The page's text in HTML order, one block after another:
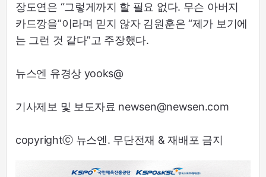
장도연은 “그렇게까지 할 필요 없다. 무슨 아버지
카드깡을”이라며 믿지 않자 김원훈은 “제가 보기에
는 그런 것 같다”고 주장했다.
뉴스엔 유경상 yooks@
기사제보 및 보도자료 newsen@newsen.com
copyrightⓒ 뉴스엔. 무단전재 & 재배포 금지